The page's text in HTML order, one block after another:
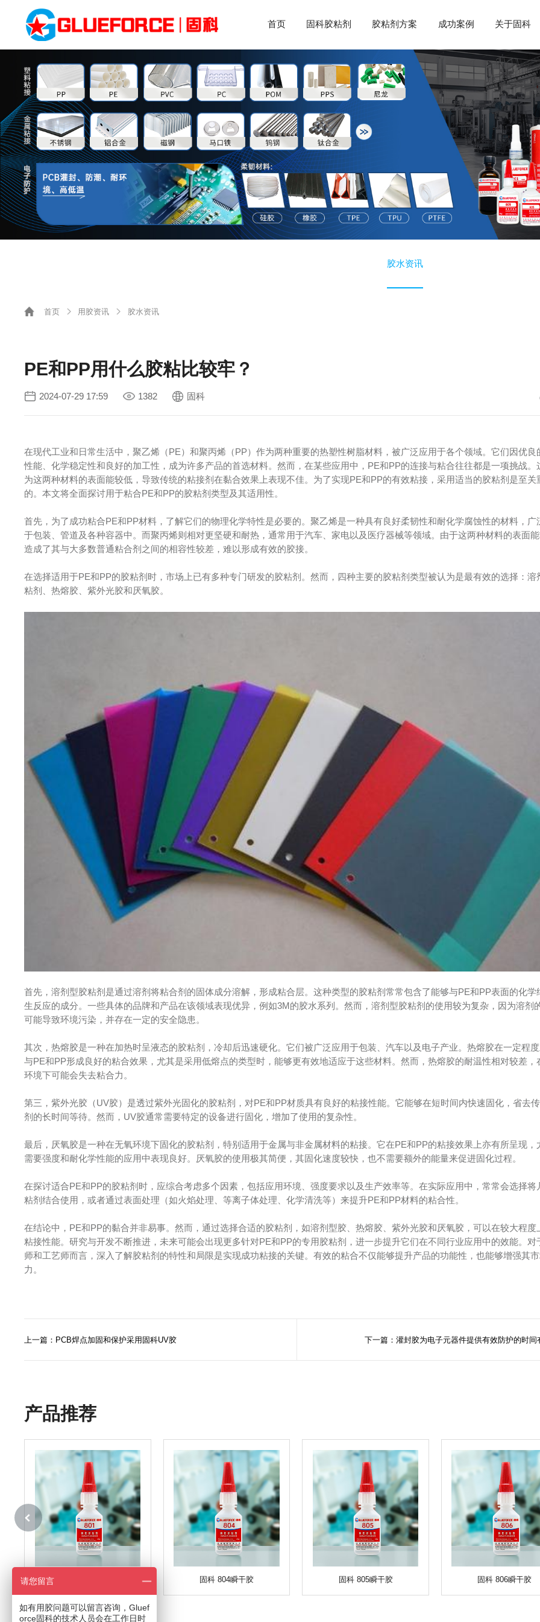
首页 固科胶粘剂 胶粘剂方案 成功案例 关于固科
胶水资讯
首页 用胶资讯 胶水资讯
PE和PP用什么胶粘比较牢？
2024-07-29 17:59 1382 固科
在现代工业和日常生活中，聚乙烯（PE）和聚丙烯（PP）作为两种重要的热塑性树脂材料，被广泛应用于各个领域。它们因优良
性能、化学稳定性和良好的加工性，成为许多产品的首选材料。然而，在某些应用中，PE和PP的连接与粘合往往都是一项挑战。
为这两种材料的表面能较低，导致传统的粘接剂在黏合效果上表现不佳。为了实现PE和PP的有效粘接，采用适当的胶粘剂是至关
的。本文将全面探讨用于粘合PE和PP的胶粘剂类型及其适用性。
首先，为了成功粘合PE和PP材料，了解它们的物理化学特性是必要的。聚乙烯是一种具有良好柔韧性和耐化学腐蚀性的材料，广
于包装、管道及各种容器中。而聚丙烯则相对更坚硬和耐热，通常用于汽车、家电以及医疗器械等领域。由于这两种材料的表面
造成了其与大多数普通粘合剂之间的相容性较差，难以形成有效的胶接。
在选择适用于PE和PP的胶粘剂时，市场上已有多种专门研发的胶粘剂。然而，四种主要的胶粘剂类型被认为是最有效的选择：溶
粘剂、热熔胶、紫外光胶和厌氧胶。
首先，溶剂型胶粘剂是通过溶剂将粘合剂的固体成分溶解，形成粘合层。这种类型的胶粘剂常常包含了能够与PE和PP表面的化学
生反应的成分。一些具体的品牌和产品在该领域表现优异，例如3M的胶水系列。然而，溶剂型胶粘剂的使用较为复杂，因为溶剂
可能导致环境污染，并存在一定的安全隐患。
其次，热熔胶是一种在加热时呈液态的胶粘剂，冷却后迅速硬化。它们被广泛应用于包装、汽车以及电子产业。热熔胶在一定程
与PE和PP形成良好的粘合效果，尤其是采用低熔点的类型时，能够更有效地适应于这些材料。然而，热熔胶的耐温性相对较差，
环境下可能会失去粘合力。
第三，紫外光胶（UV胶）是透过紫外光固化的胶粘剂，对PE和PP材质具有良好的粘接性能。它能够在短时间内快速固化，省去
剂的长时间等待。然而，UV胶通常需要特定的设备进行固化，增加了使用的复杂性。
最后，厌氧胶是一种在无氧环境下固化的胶粘剂，特别适用于金属与非金属材料的粘接。它在PE和PP的粘接效果上亦有所呈现，
需要强度和耐化学性能的应用中表现良好。厌氧胶的使用极其简便，其固化速度较快，也不需要额外的能量来促进固化过程。
在探讨适合PE和PP的胶粘剂时，应综合考虑多个因素，包括应用环境、强度要求以及生产效率等。在实际应用中，常常会选择将
粘剂结合使用，或者通过表面处理（如火焰处理、等离子体处理、化学清洗等）来提升PE和PP材料的粘合性。
在结论中，PE和PP的黏合并非易事。然而，通过选择合适的胶粘剂，如溶剂型胶、热熔胶、紫外光胶和厌氧胶，可以在较大程度
粘接性能。研究与开发不断推进，未来可能会出现更多针对PE和PP的专用胶粘剂，进一步提升它们在不同行业应用中的效能。对
师和工艺师而言，深入了解胶粘剂的特性和局限是实现成功粘接的关键。有效的粘合不仅能够提升产品的功能性，也能够增强其
力。
上一篇：PCB焊点加固和保护采用固科UV胶 下一篇：灌封胶为电子元器件提供有效防护的时间
产品推荐
固科 804瞬干胶 固科 805瞬干胶 固科 806瞬干胶
请您留言
如有用胶问题可以留言咨询，Gluef
orce固科的技术人员会在工作日时